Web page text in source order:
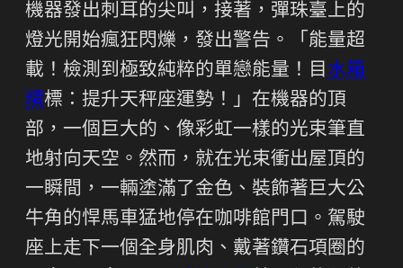
機器發出刺耳的尖叫，接著，彈珠臺上的
燈光開始瘋狂閃爍，發出警告。「能量超
載！檢測到極致純粹的單戀能量！目 水箱
精標：提升天秤座運勢！」在機器的頂
部，一個巨大的、像彩虹一樣的光束筆直
地射向天空。然而，就在光束衝出屋頂的
一瞬間，一輛塗滿了金色、裝飾著巨大公
牛角的悍馬車猛地停在咖啡館門口。駕駛
座上走下一個全身肌肉、戴著鑽石項圈的